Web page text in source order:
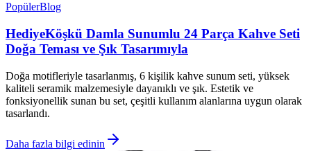
PopülerBlog
HediyeKöşkü Damla Sunumlu 24 Parça Kahve Seti
Doğa Teması ve Şık Tasarımıyla
Doğa motifleriyle tasarlanmış, 6 kişilik kahve sunum seti, yüksek
kaliteli seramik malzemesiyle dayanıklı ve şık. Estetik ve
fonksiyonellik sunan bu set, çeşitli kullanım alanlarına uygun olarak
tasarlandı.
Daha fazla bilgi edinin